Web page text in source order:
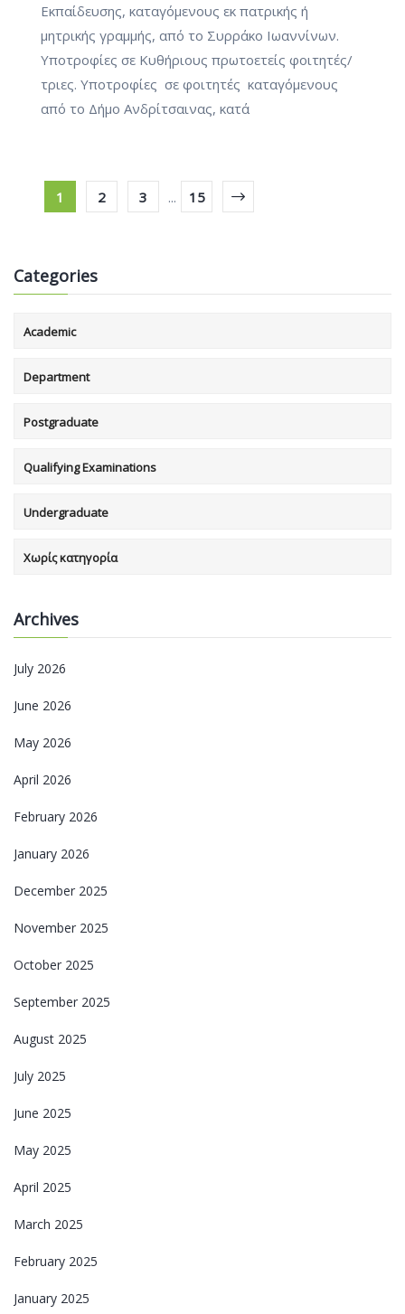
Εκπαίδευσης, καταγόμενους εκ πατρικής ή
μητρικής γραμμής, από το Συρράκο Ιωαννίνων.
Υποτροφίες σε Κυθήριους πρωτοετείς φοιτητές/
τριες. Υποτροφίες σε φοιτητές καταγόμενους
από το Δήμο Ανδρίτσαινας, κατά
1 2 3 ... 15
Categories
Academic
Department
Postgraduate
Qualifying Examinations
Undergraduate
Χωρίς κατηγορία
Archives
July 2026
June 2026
May 2026
April 2026
February 2026
January 2026
December 2025
November 2025
October 2025
September 2025
August 2025
July 2025
June 2025
May 2025
April 2025
March 2025
February 2025
January 2025